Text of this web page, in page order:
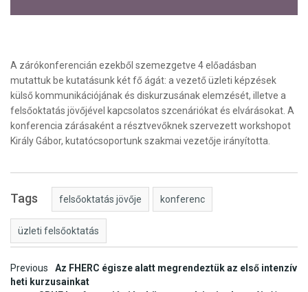
A zárókonferencián ezekből szemezgetve 4 előadásban
mutattuk be kutatásunk két fő ágát: a vezető üzleti képzések
külső kommunikációjának és diskurzusának elemzését, illetve a
felsőoktatás jövőjével kapcsolatos szcenáriókat és elvárásokat. A
konferencia zárásaként a résztvevőknek szervezett workshopot
Király Gábor, kutatócsoportunk szakmai vezetője irányította.
Tags felsőoktatás jövője konferenc
üzleti felsőoktatás
Post
Previous
Az FHERC égisze alatt megrendeztük az első intenzív
heti kurzusainkat